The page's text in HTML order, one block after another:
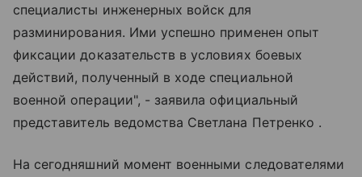
специалисты инженерных войск для
разминирования. Ими успешно применен опыт
фиксации доказательств в условиях боевых
действий, полученный в ходе специальной
военной операции", - заявила официальный
представитель ведомства Светлана Петренко .
На сегодняшний момент военными следователями